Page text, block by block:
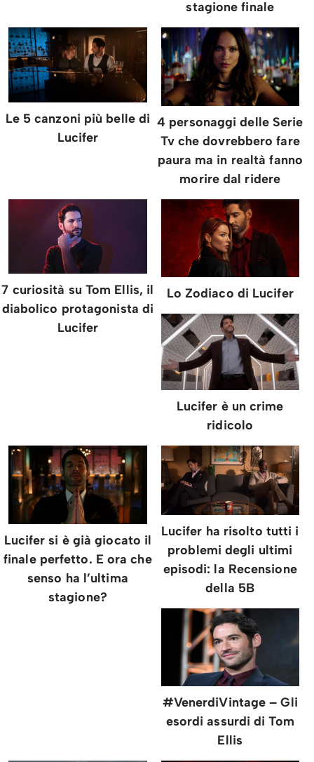
stagione finale
Le 5 canzoni più belle di
Lucifer
4 personaggi delle Serie
Tv che dovrebbero fare
paura ma in realtà fanno
morire dal ridere
7 curiosità su Tom Ellis, il
diabolico protagonista di
Lucifer
Lo Zodiaco di Lucifer
Lucifer è un crime
ridicolo
Lucifer si è già giocato il
finale perfetto. E ora che
senso ha l’ultima
stagione?
Lucifer ha risolto tutti i
problemi degli ultimi
episodi: la Recensione
della 5B
#VenerdiVintage – Gli
esordi assurdi di Tom
Ellis